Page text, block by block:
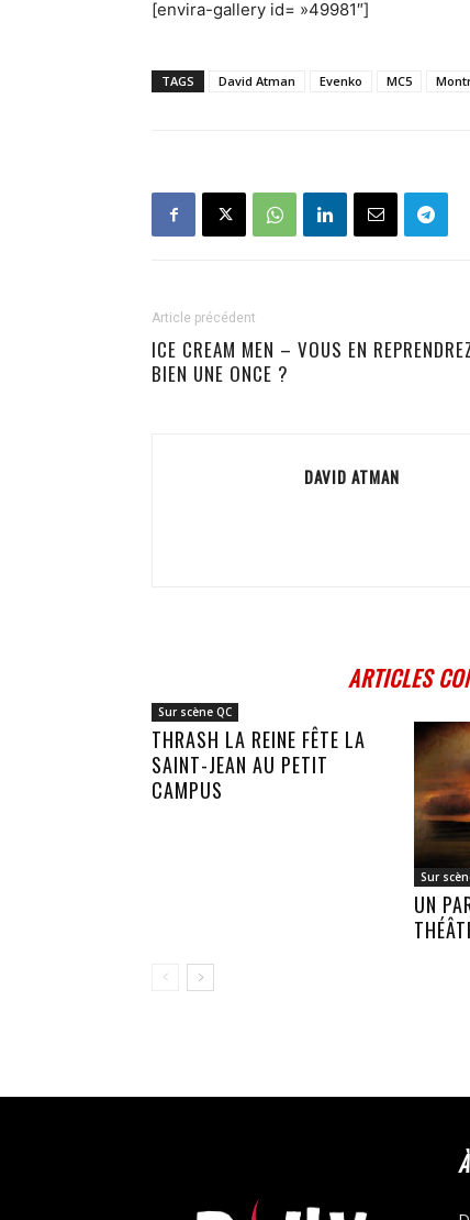
[envira-gallery id= »49981″]
TAGS David Atman Evenko MC5
Article précédent
ICE CREAM MEN – VOUS EN
BIEN UNE ONCE ?
DAVID ATMAN
ARTICLES
Sur scène QC
THRASH LA REINE FÊTE LA
SAINT-JEAN AU PETIT
CAMPUS
Sur
UN